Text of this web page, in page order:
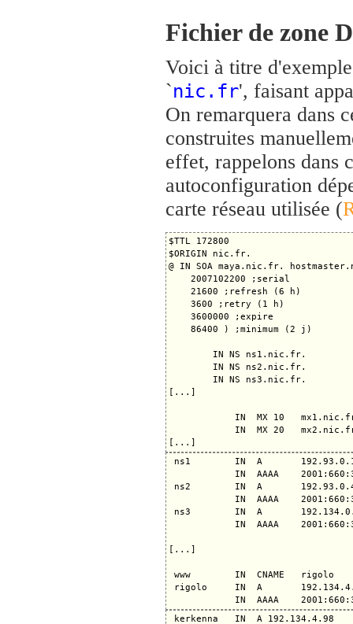
Fichier de zone
Voici à titre
`nic.fr', faisant
On remarquera dans
construites
effet, rappelons dans
autoconfiguration
carte réseau utilisée (
$TTL 172800
$ORIGIN nic.fr.
@ IN SOA maya.nic.fr.
    2007102200 ;serial
    21600 ;refresh (6 h)
    3600 ;retry (1 h)
    3600000 ;expire
    86400 ) ;minimum (2 j)
        IN NS ns1.nic.fr.
        IN NS ns2.nic.fr.
        IN NS ns3.nic.fr.
[...]
IN  MX 10
IN  MX 20
ns1        IN  A
IN  AAAA
ns2        IN  A
IN  AAAA
ns3        IN  A
IN  AAAA
[...]
www        IN  CNAME   rigolo
rigolo     IN  A
kerkenna   IN  A 192.134.4.98